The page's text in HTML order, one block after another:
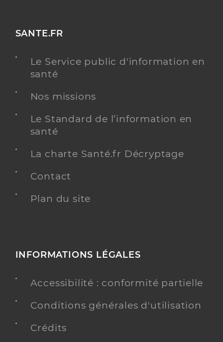
SANTE.FR
Le Service public d'information en
santé
Nos missions
Le Standard de l’information en
santé
La charte Santé.fr Décryptage
Contact
Plan du site
INFORMATIONS LÉGALES
Accessibilité : conformité partielle
Conditions générales d'utilisation
Crédits